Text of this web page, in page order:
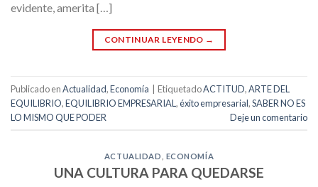
evidente, amerita […]
CONTINUAR LEYENDO →
Publicado enActualidad,Economía EtiquetadoACTITUD,ARTE DEL
EQUILIBRIO,EQUILIBRIO EMPRESARIAL ,éxito empresarial,SABER NO ES
LO MISMO QUE PODER
Deje un comentario
ACTUALIDAD ECONOMÍA
UNA CULTURA PARA QUEDARSE